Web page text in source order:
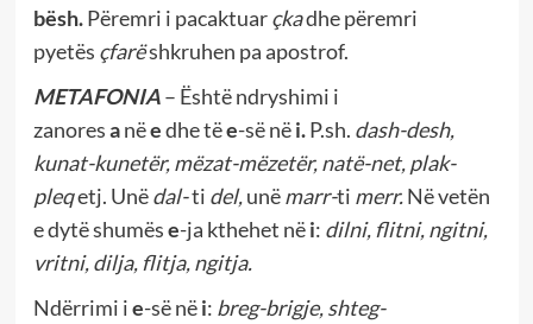
bësh.Përemri i pacaktuarçkadhe përemri
pyetës çfarëshkruhen pa apostrof.
METAFONIA – Është ndryshimi i
zanoresanëedhe tëe-së nëi.P.sh. dash-desh,
kunat-kunetër, mëzat-mëzetër, natë-net, plak-
pleqetj. Unëdal-ti del,unëmarr-ti merr.Në vetën
e dytë shumëse-ja kthehet nëi: dilni, flitni, ngitni,
vritni, dilja, flitja, ngitja.
Ndërrimi ie-së nëi: breg-brigje, shteg-